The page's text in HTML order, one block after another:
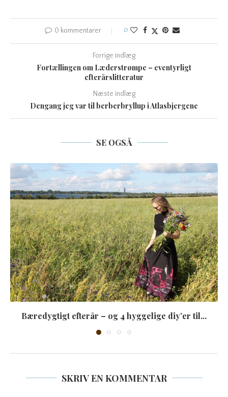
0 kommentarer 0
Forrige indlæg
Fortællingen om Læderstrømpe – eventyrligt
efterårslitteratur
Næste indlæg
Dengang jeg var til berberbryllup i Atlasbjergene
SE OGSÅ
Bæredygtigt efterår – og 4 hyggelige diy’er til...
SKRIV EN KOMMENTAR